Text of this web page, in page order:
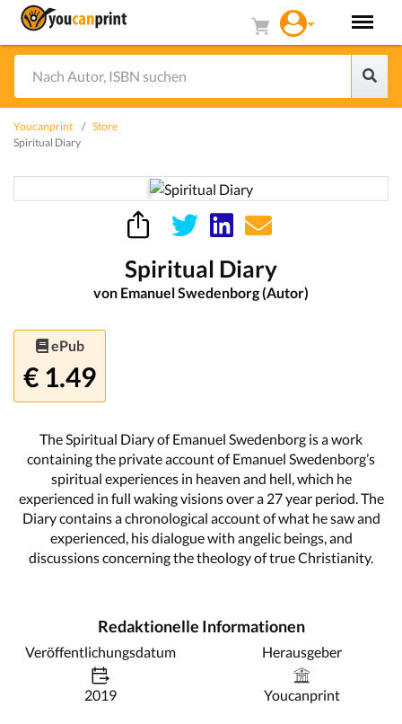
Youcanprint
Store
Spiritual Diary
Spiritual Diary
von Emanuel Swedenborg (Autor)
ePub
€ 1.49
The Spiritual Diary of Emanuel Swedenborg is a work
containing the private account of Emanuel Swedenborg’s
spiritual experiences in heaven and hell, which he
experienced in full waking visions over a 27 year period. The
Diary contains a chronological account of what he saw and
experienced, his dialogue with angelic beings, and
discussions concerning the theology of true Christianity.
Redaktionelle Informationen
Veröffentlichungsdatum
2019
Herausgeber
Youcanprint